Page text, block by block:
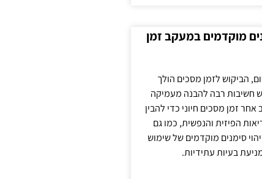
מוקדמים במעקב זמן
הביקוש לזמן מסכים הולך
חשיבות רבה להבנה מעמיקה
זמן מסכים חיוני כדי להבין
הפיזית והנפשית, כמו גם
סימנים מוקדמים של שימוש
בעיות עתידיות.